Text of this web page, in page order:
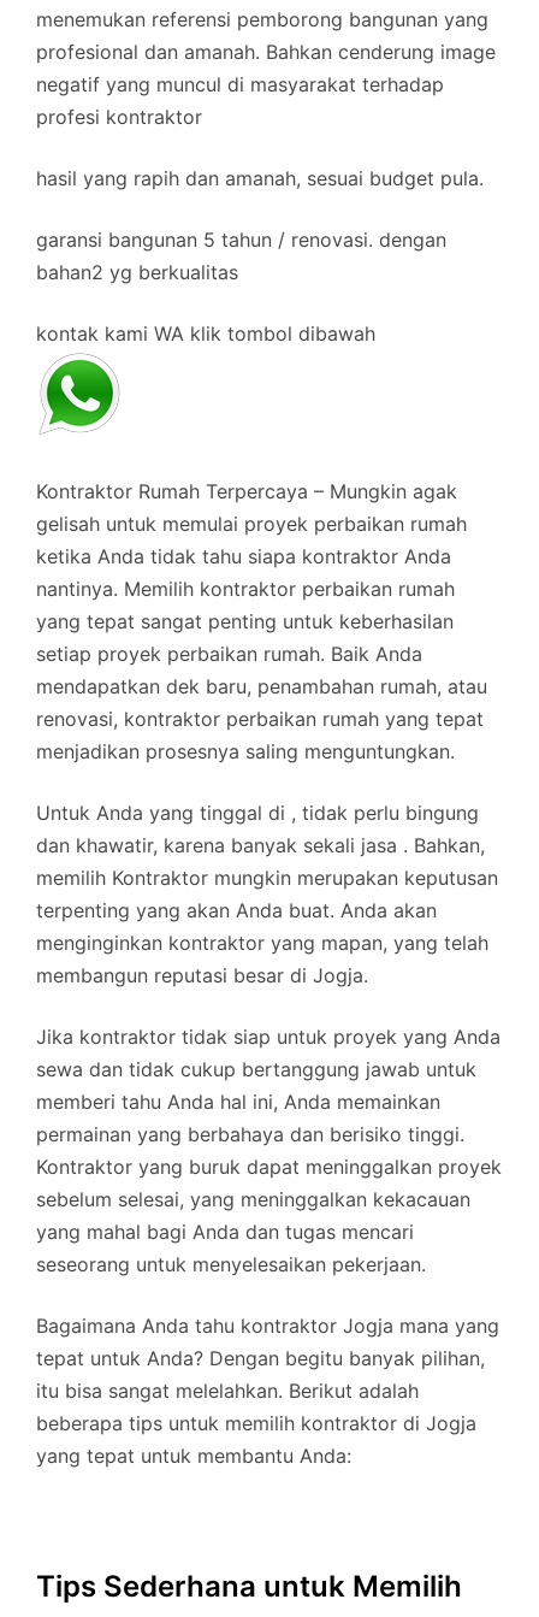
menemukan referensi pemborong bangunan yang
profesional dan amanah. Bahkan cenderung image
negatif yang muncul di masyarakat terhadap
profesi kontraktor
hasil yang rapih dan amanah, sesuai budget pula.
garansi bangunan 5 tahun / renovasi. dengan
bahan2 yg berkualitas
kontak kami WA klik tombol dibawah
Kontraktor Rumah Terpercaya – Mungkin agak
gelisah untuk memulai proyek perbaikan rumah
ketika Anda tidak tahu siapa kontraktor Anda
nantinya. Memilih kontraktor perbaikan rumah
yang tepat sangat penting untuk keberhasilan
setiap proyek perbaikan rumah. Baik Anda
mendapatkan dek baru, penambahan rumah, atau
renovasi, kontraktor perbaikan rumah yang tepat
menjadikan prosesnya saling menguntungkan.
Untuk Anda yang tinggal di , tidak perlu bingung
dan khawatir, karena banyak sekali jasa . Bahkan,
memilih Kontraktor mungkin merupakan keputusan
terpenting yang akan Anda buat. Anda akan
menginginkan kontraktor yang mapan, yang telah
membangun reputasi besar di Jogja.
Jika kontraktor tidak siap untuk proyek yang Anda
sewa dan tidak cukup bertanggung jawab untuk
memberi tahu Anda hal ini, Anda memainkan
permainan yang berbahaya dan berisiko tinggi.
Kontraktor yang buruk dapat meninggalkan proyek
sebelum selesai, yang meninggalkan kekacauan
yang mahal bagi Anda dan tugas mencari
seseorang untuk menyelesaikan pekerjaan.
Bagaimana Anda tahu kontraktor Jogja mana yang
tepat untuk Anda? Dengan begitu banyak pilihan,
itu bisa sangat melelahkan. Berikut adalah
beberapa tips untuk memilih kontraktor di Jogja
yang tepat untuk membantu Anda:
Tips Sederhana untuk Memilih